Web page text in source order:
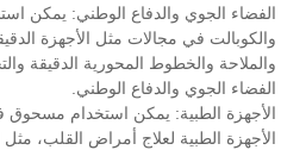
الفضاء الجوي والدفاع الوطني: يمكن
والكوبالت في مجالات مثل الأجهزة
والملاحة والخطوط المحورية الدقيقة
الفضاء الجوي والدفاع الوطني.
الأجهزة الطبية: يمكن استخدام مسحوق
الأجهزة الطبية لعلاج أمراض القلب،